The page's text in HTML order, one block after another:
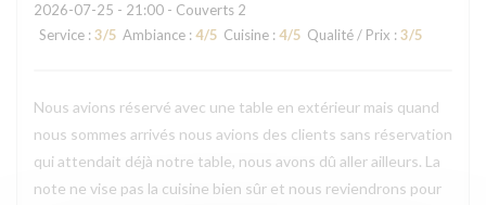
2026-07-25 - 21:00 - Couverts 2
Service : 3/5 Ambiance : 4/5 Cuisine : 4/5 Qualité / Prix : 3/5
Nous avions réservé avec une table en extérieur mais quand
nous sommes arrivés nous avions des clients sans réservation
qui attendait déjà notre table, nous avons dû aller ailleurs. La
note ne vise pas la cuisine bien sûr et nous reviendrons pour